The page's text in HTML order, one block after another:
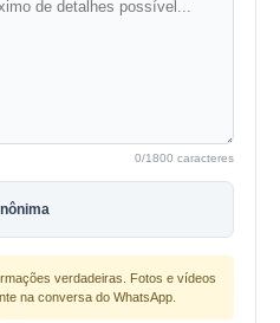
0/1800 caracteres
verdadeiras. Fotos e vídeos
na conversa do WhatsApp.